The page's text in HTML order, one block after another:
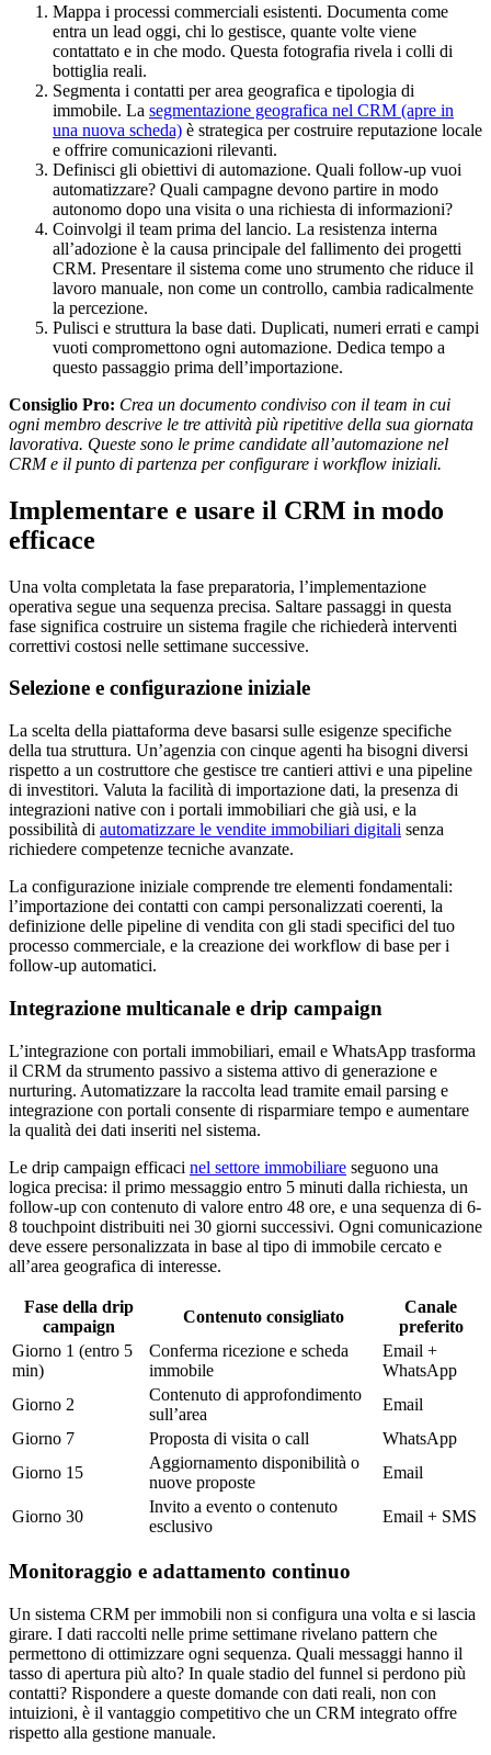
Mappa i processi commerciali esistenti. Documenta come
entra un lead oggi, chi lo gestisce, quante volte viene
contattato e in che modo. Questa fotografia rivela i colli di
bottiglia reali.
Segmenta i contatti per area geografica e tipologia di
immobile. La segmentazione geografica nel CRM (apre in
una nuova scheda) è strategica per costruire reputazione locale
e offrire comunicazioni rilevanti.
Definisci gli obiettivi di automazione. Quali follow-up vuoi
automatizzare? Quali campagne devono partire in modo
autonomo dopo una visita o una richiesta di informazioni?
Coinvolgi il team prima del lancio. La resistenza interna
all’adozione è la causa principale del fallimento dei progetti
CRM. Presentare il sistema come uno strumento che riduce il
lavoro manuale, non come un controllo, cambia radicalmente
la percezione.
Pulisci e struttura la base dati. Duplicati, numeri errati e campi
vuoti compromettono ogni automazione. Dedica tempo a
questo passaggio prima dell’importazione.
Consiglio Pro: Crea un documento condiviso con il team in cui
ogni membro descrive le tre attività più ripetitive della sua giornata
lavorativa. Queste sono le prime candidate all’automazione nel
CRM e il punto di partenza per configurare i workflow iniziali.
Implementare e usare il CRM in modo
efficace
Una volta completata la fase preparatoria, l’implementazione
operativa segue una sequenza precisa. Saltare passaggi in questa
fase significa costruire un sistema fragile che richiederà interventi
correttivi costosi nelle settimane successive.
Selezione e configurazione iniziale
La scelta della piattaforma deve basarsi sulle esigenze specifiche
della tua struttura. Un’agenzia con cinque agenti ha bisogni diversi
rispetto a un costruttore che gestisce tre cantieri attivi e una pipeline
di investitori. Valuta la facilità di importazione dati, la presenza di
integrazioni native con i portali immobiliari che già usi, e la
possibilità di automatizzare le vendite immobiliari digitali senza
richiedere competenze tecniche avanzate.
La configurazione iniziale comprende tre elementi fondamentali:
l’importazione dei contatti con campi personalizzati coerenti, la
definizione delle pipeline di vendita con gli stadi specifici del tuo
processo commerciale, e la creazione dei workflow di base per i
follow-up automatici.
Integrazione multicanale e drip campaign
L’integrazione con portali immobiliari, email e WhatsApp trasforma
il CRM da strumento passivo a sistema attivo di generazione e
nurturing. Automatizzare la raccolta lead tramite email parsing e
integrazione con portali consente di risparmiare tempo e aumentare
la qualità dei dati inseriti nel sistema.
Le drip campaign efficaci nel settore immobiliare seguono una
logica precisa: il primo messaggio entro 5 minuti dalla richiesta, un
follow-up con contenuto di valore entro 48 ore, e una sequenza di 6-
8 touchpoint distribuiti nei 30 giorni successivi. Ogni comunicazione
deve essere personalizzata in base al tipo di immobile cercato e
all’area geografica di interesse.
Fase della drip
campaign
Contenuto consigliato
Canale
preferito
Giorno 1 (entro 5
min)
Conferma ricezione e scheda
immobile
Email +
WhatsApp
Giorno 2
Contenuto di approfondimento
sull’area
Email
Giorno 7
Proposta di visita o call
WhatsApp
Giorno 15
Aggiornamento disponibilità o
nuove proposte
Email
Giorno 30
Invito a evento o contenuto
esclusivo
Email + SMS
Monitoraggio e adattamento continuo
Un sistema CRM per immobili non si configura una volta e si lascia
girare. I dati raccolti nelle prime settimane rivelano pattern che
permettono di ottimizzare ogni sequenza. Quali messaggi hanno il
tasso di apertura più alto? In quale stadio del funnel si perdono più
contatti? Rispondere a queste domande con dati reali, non con
intuizioni, è il vantaggio competitivo che un CRM integrato offre
rispetto alla gestione manuale.